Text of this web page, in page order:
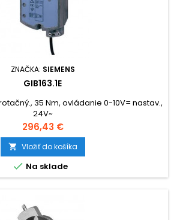
ZNAČKA: SIEMENS
GIB163.1E
35 Nm, ovládanie 0-10V= nastav.,
24V~
Cena
296,43 €
 Vložiť do košíka
 Na sklade